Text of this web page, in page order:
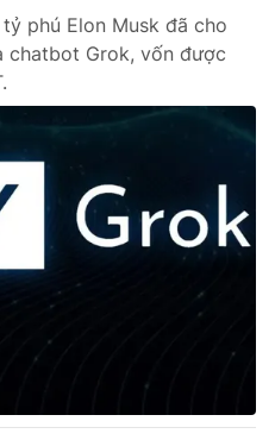
English
Việt Nam
điện tử số 483/GP-BTTTT
phú Elon Musk đã cho
chatbot Grok, vốn được